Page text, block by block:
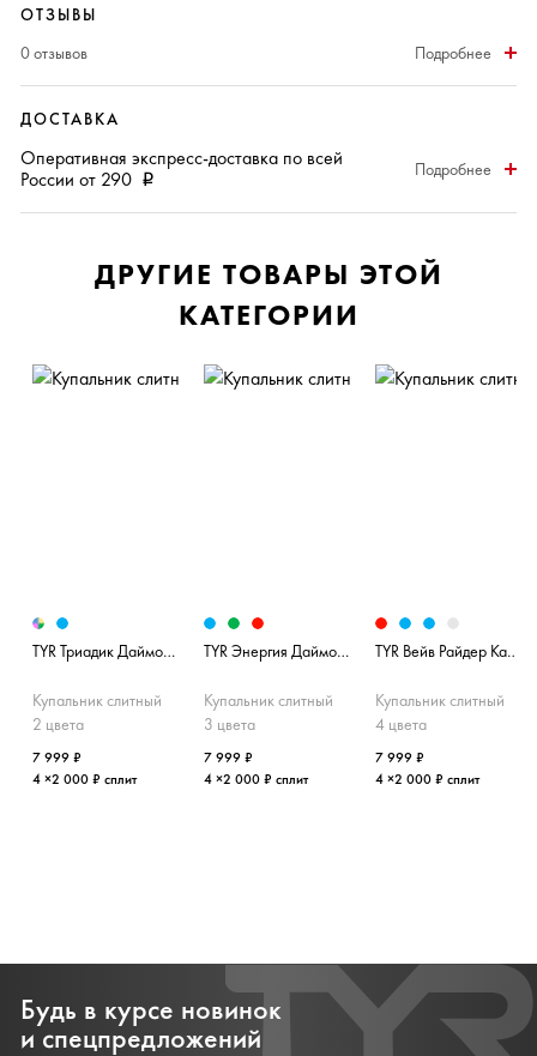
ОТЗЫВЫ
0 отзывов
Подробнее
ДОСТАВКА
Оперативная экспресс-доставка по всей
России от 290 i
Подробнее
ДРУГИЕ ТОВАРЫ ЭТОЙ
КАТЕГОРИИ
TYR Триадик Даймондфит
Купальник слитный
2 цвета
7 999 ₽
4 ×2 000 ₽ сплит
TYR Энергия Даймондфит
Купальник слитный
3 цвета
7 999 ₽
4 ×2 000 ₽ сплит
TYR Вейв Райдер Катаутфит
Купальник слитный
4 цвета
7 999 ₽
4 ×2 000 ₽ сплит
Будь в курсе новинок
и спецпредложений